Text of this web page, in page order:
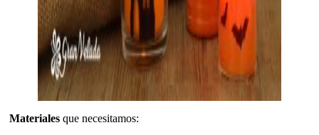
Materiales que necesitamos: